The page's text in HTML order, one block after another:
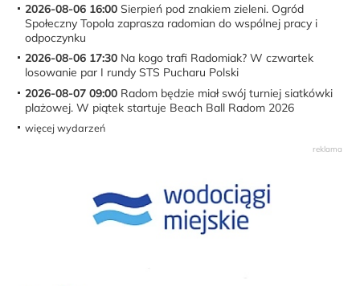
2026-08-06 16:00 Sierpień pod znakiem zieleni. Ogród
Społeczny Topola zaprasza radomian do wspólnej pracy i
odpoczynku
2026-08-06 17:30 Na kogo trafi Radomiak? W czwartek
losowanie par I rundy STS Pucharu Polski
2026-08-07 09:00 Radom będzie miał swój turniej siatkówki
plażowej. W piątek startuje Beach Ball Radom 2026
więcej wydarzeń